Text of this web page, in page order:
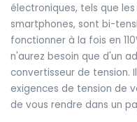
électroniques, tels que
smartphones, sont bi-
fonctionner à la fois en
n'aurez besoin que d'un
convertisseur de tension.
exigences de tension de
de vous rendre dans un